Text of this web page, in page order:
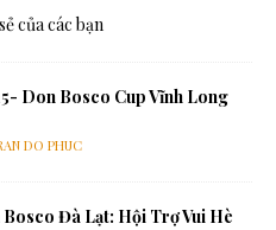
của các bạn
Don Bosco Cup Vĩnh Long
DO PHUC
Đà Lạt: Hội Trợ Vui Hè